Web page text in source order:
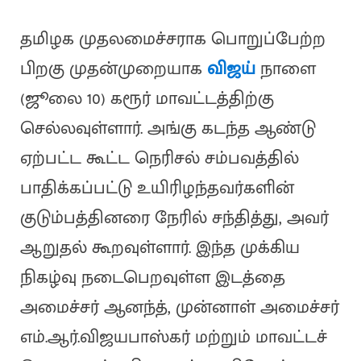
தமிழக முதலமைச்சராக பொறுப்பேற்ற
பிறகு முதன்முறையாக விஜய்நாளை
(ஜூலை 10) கரூர் மாவட்டத்திற்கு
செல்லவுள்ளார். அங்கு கடந்த ஆண்டு
ஏற்பட்ட கூட்ட நெரிசல் சம்பவத்தில்
பாதிக்கப்பட்டு உயிரிழந்தவர்களின்
குடும்பத்தினரை நேரில் சந்தித்து, அவர்
ஆறுதல் கூறவுள்ளார். இந்த முக்கிய
நிகழ்வு நடைபெறவுள்ள இடத்தை
அமைச்சர் ஆனந்த், முன்னாள் அமைச்சர்
எம்.ஆர்.விஜயபாஸ்கர் மற்றும் மாவட்டச்